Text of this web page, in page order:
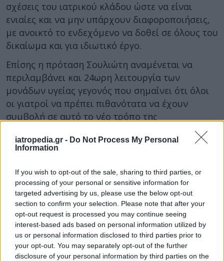
iatropedia.gr - Do Not Process My Personal
Information
If you wish to opt-out of the sale, sharing to third parties, or
processing of your personal or sensitive information for
targeted advertising by us, please use the below opt-out
section to confirm your selection. Please note that after your
opt-out request is processed you may continue seeing
interest-based ads based on personal information utilized by
us or personal information disclosed to third parties prior to
your opt-out. You may separately opt-out of the further
disclosure of your personal information by third parties on the
σχέσεις του ιατρικού κλάδου ώστε να είναι
ενιαίες και να μην υπάρχουν διαφοροποιήσεις,
με ανοικτό το ενδεχόμενο να δοθεί σε όλους του
δικαίωμα και για ιδιωτικό έργο.
Επίσης η πρόταση Σουλιώτη αναμένεται να
περιλαμβάνει και 24ωρη λειτουργία των
μονάδων υγείας γεγονός που σημαίνει ότι όλοι
οι γιατροί να πρέπει πιθανότατα να έχουν
συμβολή σε αυτό το νέο τρόπο της
ΔΙΑΒΑΣΤΕ ΕΠΙΣΗΣ:
Καταρρέουν οι Εντατικές! Σε λίστες αναμονής 40
ασθενείς τη μέρα
Αποκάλυψη: Τα λογιστικά του ΕΟΠΥΥ σε ιδιώτες
με απ' ευθείας ανάθεση και διαδικασίες εξπρές!
Έρχονται οι συγχωνεύσεις στον ΕΟΠΥΥ! Πως θα
λειτουργήσουν οι μονάδες υγείας